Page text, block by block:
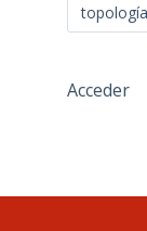
topología
Acceder